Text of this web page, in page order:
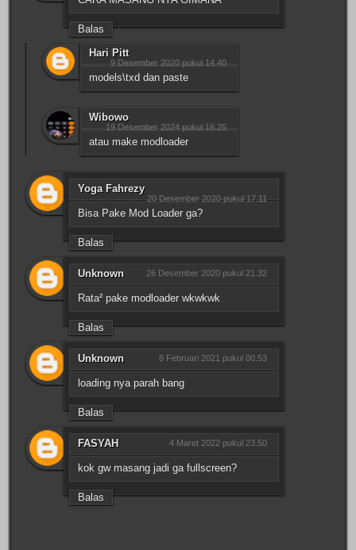
Balas
Hari Pitt
9 Desember 2020 pukul 14.40
models\txd dan paste
Wibowo
19 Desember 2024 pukul 16.25
atau make modloader
Yoga Fahrezy
20 Desember 2020 pukul 17.11
Bisa Pake Mod Loader ga?
Balas
Unknown 26 Desember 2020 pukul 21.32
Rata² pake modloader wkwkwk
Balas
Unknown 8 Februari 2021 pukul 00.53
loading nya parah bang
Balas
FASYAH 4 Maret 2022 pukul 23.50
kok gw masang jadi ga fullscreen?
Balas